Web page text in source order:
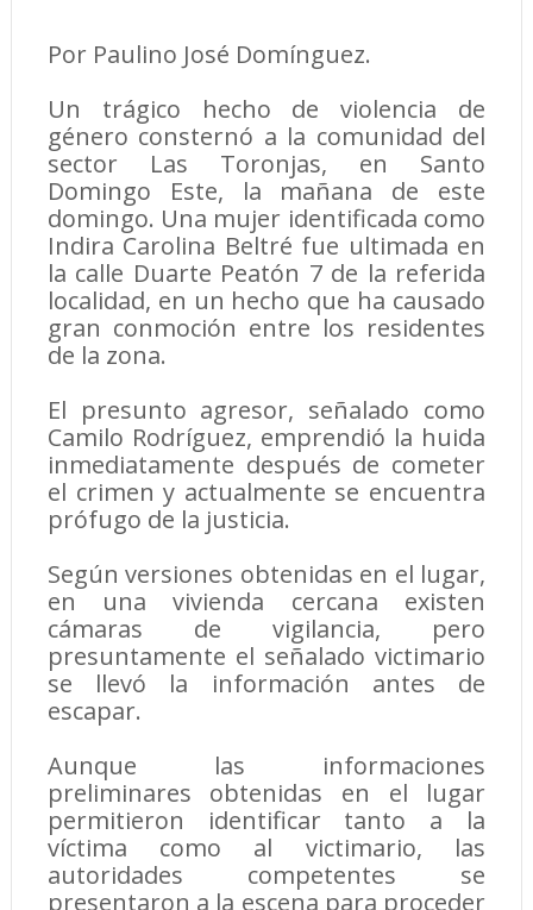
Por Paulino José Domínguez.
Un trágico hecho de violencia de
género consternó a la comunidad del
sector Las Toronjas, en Santo
Domingo Este, la mañana de este
domingo. Una mujer identificada como
Indira Carolina Beltré fue ultimada en
la calle Duarte Peatón 7 de la referida
localidad, en un hecho que ha causado
gran conmoción entre los residentes
de la zona.
El presunto agresor, señalado como
Camilo Rodríguez, emprendió la huida
inmediatamente después de cometer
el crimen y actualmente se encuentra
prófugo de la justicia.
Según versiones obtenidas en el lugar,
en una vivienda cercana existen
cámaras de vigilancia, pero
presuntamente el señalado victimario
se llevó la información antes de
escapar.
Aunque las informaciones
preliminares obtenidas en el lugar
permitieron identificar tanto a la
víctima como al victimario, las
autoridades competentes se
presentaron a la escena para proceder